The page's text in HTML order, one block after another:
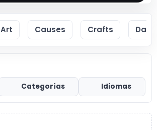
Art Causes Crafts
Categorías Idiomas